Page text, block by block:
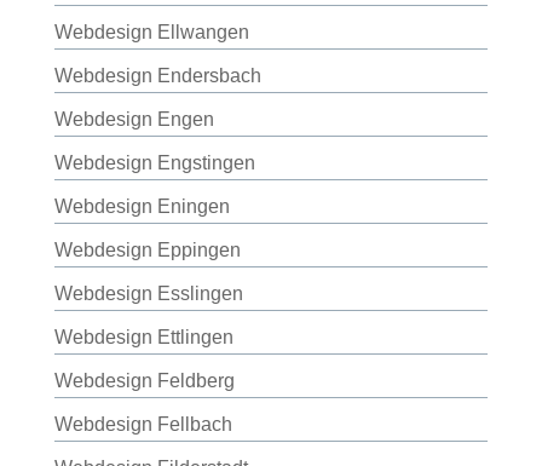
Webdesign Ellwangen
Webdesign Endersbach
Webdesign Engen
Webdesign Engstingen
Webdesign Eningen
Webdesign Eppingen
Webdesign Esslingen
Webdesign Ettlingen
Webdesign Feldberg
Webdesign Fellbach